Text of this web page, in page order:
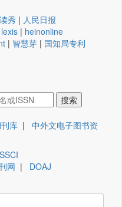
读秀 | 人民日报
lexis | heinonline
| 智慧芽 | 国知局专利
库 | 中外文电子图书资
网 | DOAJ